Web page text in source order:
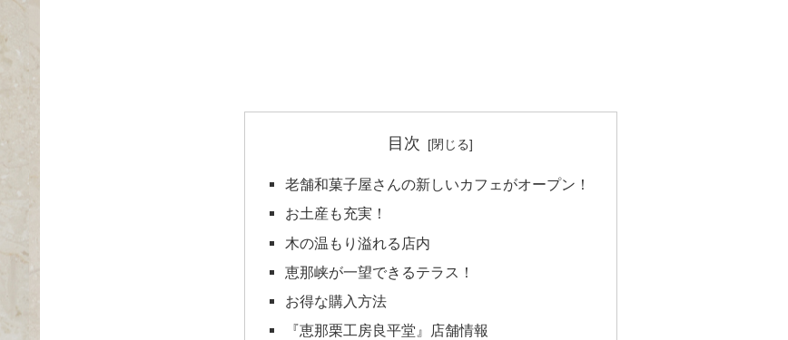
目次
老舗和菓子屋さんの新しいカフェがオープン！
お土産も充実！
木の温もり溢れる店内
恵那峡が一望できるテラス！
お得な購入方法
『恵那栗工房良平堂』店舗情報